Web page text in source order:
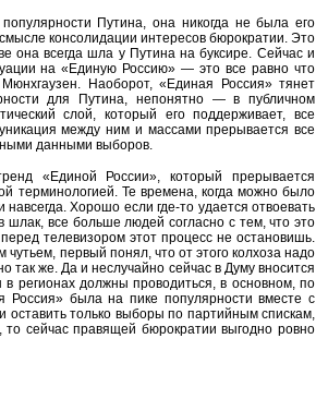
Путина, она никогда не была его
консолидации интересов бюрократии. Это
она всегда шла у Путина на буксире. Сейчас и
на «Единую Россию» — это все равно что
Наоборот, «Единая Россия» тянет
для Путина, непонятно — в публичном
слой, который его поддерживает, все
между ним и массами прерывается все
данными выборов.
«Единой России», который прерывается
терминологией. Те времена, когда можно было
Хорошо если где-то удается отвоевать
все больше людей согласно с тем, что это
телевизором этот процесс не остановишь.
первый понял, что от этого колхоза надо
так же. Да и неслучайно сейчас в Думу вносится
регионах должны проводиться, в основном, по
Россия» была на пике популярности вместе с
оставить только выборы по партийным спискам,
сейчас правящей бюрократии выгодно ровно